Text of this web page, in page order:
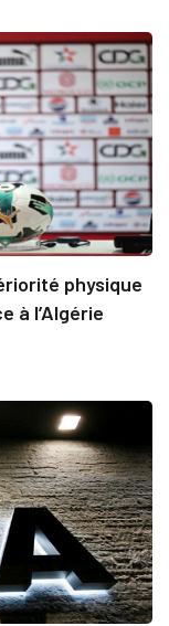
physique
à l’Algérie